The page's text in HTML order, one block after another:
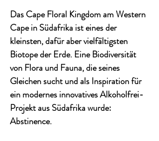
Das Cape Floral Kingdom am Western
Cape in Südafrika ist eines der
kleinsten, dafür aber vielfältigsten
Biotope der Erde. Eine Biodiversität
von Flora und Fauna, die seines
Gleichen sucht und als Inspiration für
ein modernes innovatives Alkoholfrei-
Projekt aus Südafrika wurde:
Abstinence.